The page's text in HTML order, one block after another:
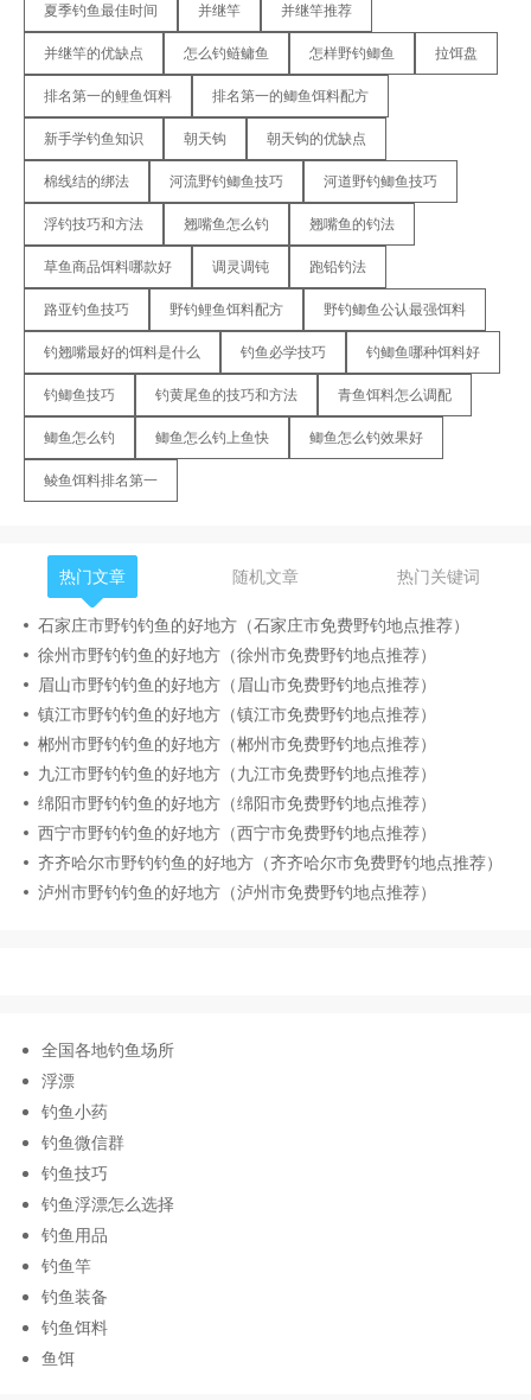
夏季钓鱼最佳时间 并继竿 并继竿推荐
并继竿的优缺点 怎么钓鲢鳙鱼 怎样野钓鲫鱼 拉饵盘
排名第一的鲤鱼饵料 排名第一的鲫鱼饵料配方
新手学钓鱼知识 朝天钩 朝天钩的优缺点
棉线结的绑法 河流野钓鲫鱼技巧 河道野钓鲫鱼技巧
浮钓技巧和方法 翘嘴鱼怎么钓 翘嘴鱼的钓法
草鱼商品饵料哪款好 调灵调钝 跑铅钓法
路亚钓鱼技巧 野钓鲤鱼饵料配方 野钓鲫鱼公认最强饵料
钓翘嘴最好的饵料是什么 钓鱼必学技巧 钓鲫鱼哪种饵料好
钓鲫鱼技巧 钓黄尾鱼的技巧和方法 青鱼饵料怎么调配
鲫鱼怎么钓 鲫鱼怎么钓上鱼快 鲫鱼怎么钓效果好
鲮鱼饵料排名第一
热门文章 随机文章 热门关键词
石家庄市野钓钓鱼的好地方（石家庄市免费野钓地点推荐）
徐州市野钓钓鱼的好地方（徐州市免费野钓地点推荐）
眉山市野钓钓鱼的好地方（眉山市免费野钓地点推荐）
镇江市野钓钓鱼的好地方（镇江市免费野钓地点推荐）
郴州市野钓钓鱼的好地方（郴州市免费野钓地点推荐）
九江市野钓钓鱼的好地方（九江市免费野钓地点推荐）
绵阳市野钓钓鱼的好地方（绵阳市免费野钓地点推荐）
西宁市野钓钓鱼的好地方（西宁市免费野钓地点推荐）
齐齐哈尔市野钓钓鱼的好地方（齐齐哈尔市免费野钓地点推荐）
泸州市野钓钓鱼的好地方（泸州市免费野钓地点推荐）
全国各地钓鱼场所
浮漂
钓鱼小药
钓鱼微信群
钓鱼技巧
钓鱼浮漂怎么选择
钓鱼用品
钓鱼竿
钓鱼装备
钓鱼饵料
鱼饵